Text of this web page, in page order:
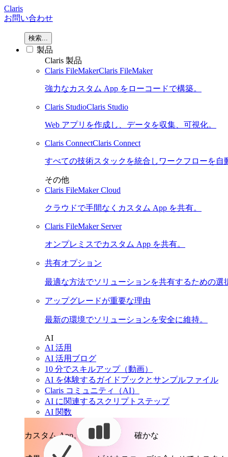
Claris
お問い合わせ
検索...
製品
Claris 製品
Claris FileMakerClaris FileMaker
強力なカスタム App をローコードで構築。
Claris StudioClaris Studio
Web アプリを作成し、データを収集、可視化。
Claris ConnectClaris Connect
すべての技術スタックを統合しワークフローを自
その他
Claris FileMaker Cloud
クラウドで手間なくカスタム App を共有。
Claris FileMaker Server
オンプレミスでカスタム App を共有。
共有オプション
最適な方法でソリューションを共有するための選
アップグレードが重要な理由
最新の環境でソリューションを安全に維持。
AI
AI 活用
AI 活用ブログ
10 分でスキルアップ（動画）
AI を体験するガイドブックとサンプルファイル
Claris コミュニティ（AI）
AI に関連するスクリプトステップ
AI 関数
カスタム App。 確かな